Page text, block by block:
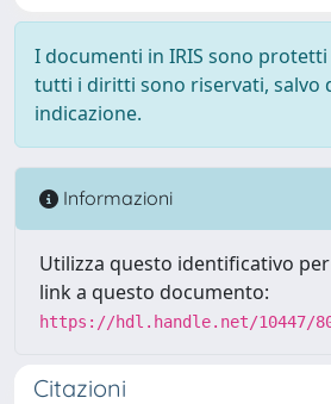
I documenti in IRIS sono
tutti i diritti sono riservati, salvo
indicazione.
Informazioni
Utilizza questo identificativo
link a questo documento:
https://hdl.handle.net/10447/
Citazioni